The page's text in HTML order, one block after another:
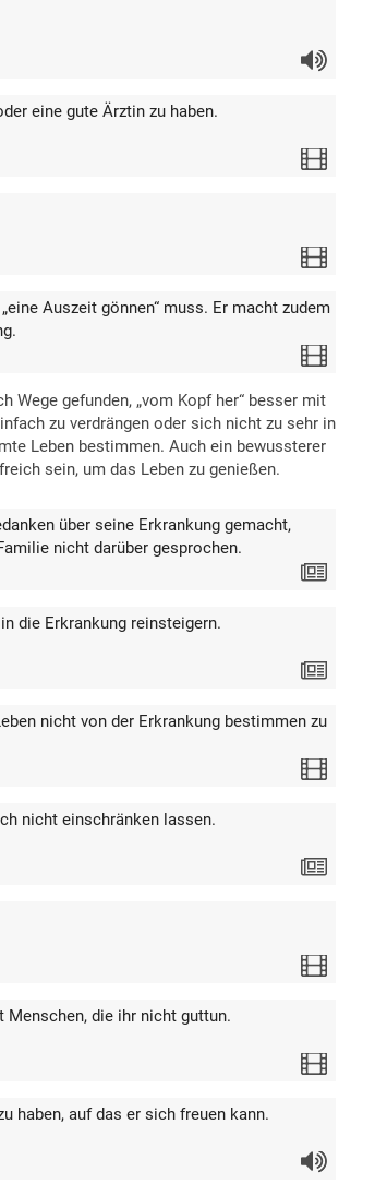
eine gute Ärztin zu haben.
Auszeit gönnen“ muss. Er macht zudem
Wege gefunden, „vom Kopf her“ besser mit
zu verdrängen oder sich nicht zu sehr in
Leben bestimmen. Auch ein bewussterer
sein, um das Leben zu genießen.
über seine Erkrankung gemacht,
nicht darüber gesprochen.
die Erkrankung reinsteigern.
nicht von der Erkrankung bestimmen zu
nicht einschränken lassen.
die ihr nicht guttun.
haben, auf das er sich freuen kann.